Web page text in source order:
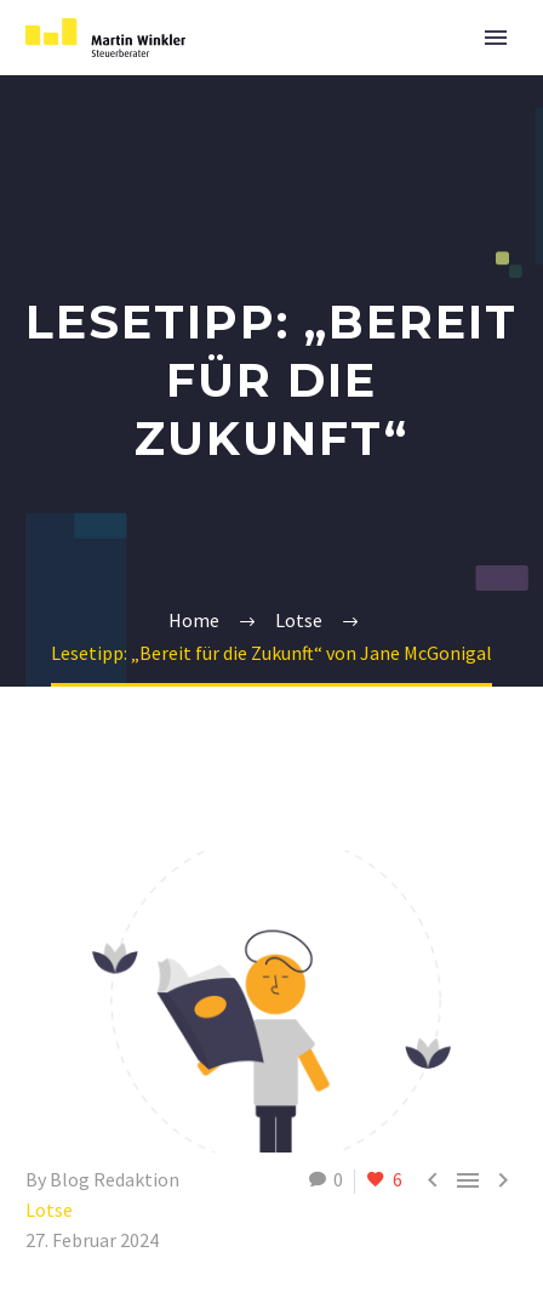
LESETIPP: „BEREIT
FÜR DIE
ZUKUNFT“
Home
Lotse
Lesetipp: „Bereit für die Zukunft“ von Jane McGonigal
0 6   
By Blog Redaktion
Lotse
27. Februar 2024